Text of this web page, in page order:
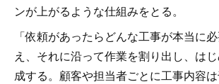
ンが上がるような仕組みをとる。
「依頼があったらどんな工事が本当に
え、それに沿って作業を割り出し、は
成する。顧客や担当者ごとに工事内容